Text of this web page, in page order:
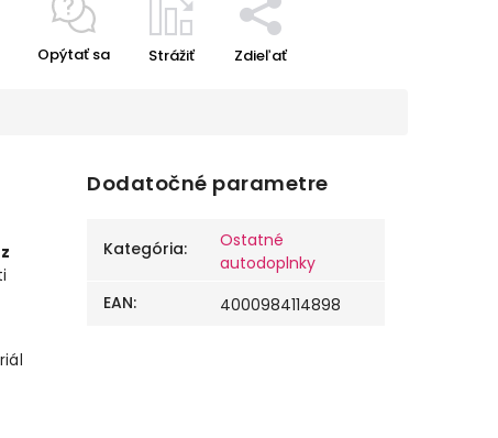
Opýtať sa Strážiť Zdieľať
Dodatočné parametre
Kategória:
Ostatné
autodoplnky
EAN: 4000984114898